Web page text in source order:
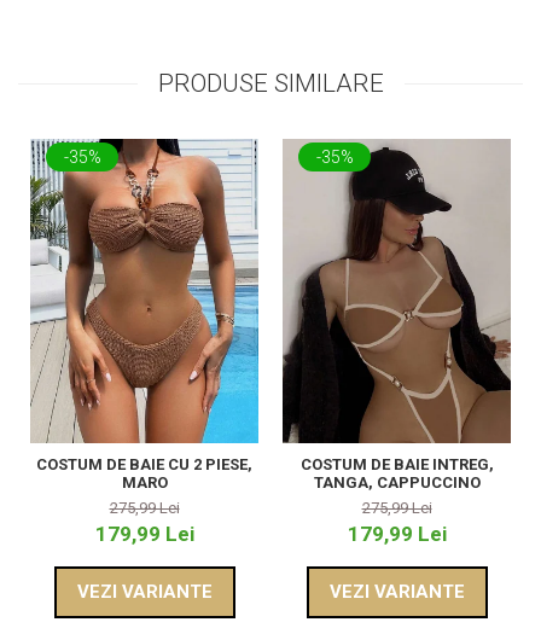
PRODUSE SIMILARE
-35%
COSTUM DE BAIE CU 2 PIESE,
MARO
275,99 Lei
179,99 Lei
VEZI VARIANTE
-35%
COSTUM DE BAIE INTREG,
TANGA, CAPPUCCINO
275,99 Lei
179,99 Lei
VEZI VARIANTE